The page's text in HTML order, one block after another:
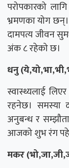
परोपकारको
भ्रमणका योग
दामपत्य जीवन
अंक ८ रहेको छ।
धनु
स्वास्थ्यलाई
रहनेछ। समस्या
अनुबन्ध र
आजको शुभ रंग
मकर